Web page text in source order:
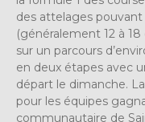
des attelages pouvant
(généralement 12 à
sur un parcours
en deux étapes avec
départ le dimanche.
pour les équipes
communautaire de